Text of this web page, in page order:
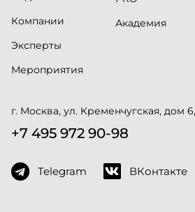
Компании
Эксперты
Мероприятия
Академия
г. Москва, ул. Кременчугская, дом
+7 495 972 90-98
Telegram ВКонтакте